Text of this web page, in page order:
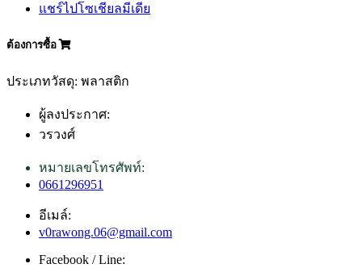
แชร์ไปโซเชียลมีเดีย
ต้องการซื้อ
ประเภทวัสดุ: พลาสติก
ผู้ลงประกาศ:
วรวงศ์
หมายเลขโทรศัพท์:
0661296951
อีเมล์:
v0rawong.06@gmail.com
Facebook / Line: